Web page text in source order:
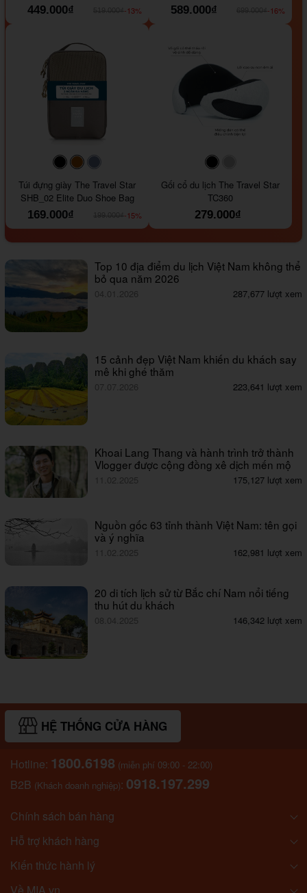
449.000₫
-13%
589.000₫
-16%
#000000#964B00
Túi đựng giày The Travel Star
SHB_02 Elite Duo Shoe Bag
169.000₫
-15%
#000000
Gối cổ du lịch The Travel Star
TC360
279.000₫
Top 10 địa điểm du lịch Việt Nam không thể
bỏ qua năm 2026
04.01.2026 287,677 lượt xem
15 cảnh đẹp Việt Nam khiến du khách say
mê khi ghé thăm
07.07.2026 223,641 lượt xem
Khoai Lang Thang và hành trình trở thành
Vlogger được cộng đồng xê dịch mến mộ
11.02.2025 175,127 lượt xem
Nguồn gốc 63 tỉnh thành Việt Nam: tên gọi
và ý nghĩa
11.02.2025 162,981 lượt xem
20 di tích lịch sử từ Bắc chí Nam nổi tiếng
thu hút du khách
08.04.2025 146,342 lượt xem
HỆ THỐNG CỬA HÀNG
Hotline: 1800.6198 (miễn phí 09:00 - 22:00)
B2B (Khách doanh nghiệp): 0918.197.299
Chính sách bán hàng
Hỗ trợ khách hàng
Kiến thức hành lý
Về MIA.vn